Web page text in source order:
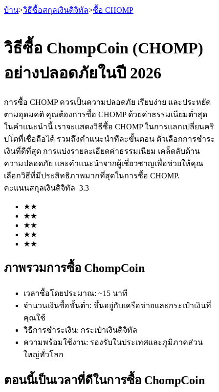
ฟิวเจอร์ส
ฟิวเจอร์ส USDT
ฟิวเจอร์ส COIN-M
ฟิวเจอร์สสกุลเงินดิจิทัล
TradFi
อนุพันธ์ของหุ้น ฟอเร็กซ์ โลหะมีค่า และสินค้าโภคภัณฑ์
บ้าน>วิธีซื้อสกุลเงินดิจิทัล>ซื้อ CHOMP
วิธีซื้อ ChompCoin (CHOMP)
อย่างปลอดภัยในปี 2026
การซื้อ CHOMP ควรเป็นความปลอดภัย เรียบง่าย และประหยัด
ตามอุดมคติ คุณต้องการซื้อ CHOMP ด้วยค่าธรรมเนียมต่ำสุด
ในคำแนะนำนี้ เราจะแสดงวิธีซื้อ CHOMP ในการแลกเปลี่ยนคริ
ปโตที่เชื่อถือได้ รวมถึงคำแนะนำทีละขั้นตอน ตัวเลือกการชำระ
เงินที่ดีที่สุด การแบ่งรายละเอียดค่าธรรมเนียม เคล็ดลับด้าน
ความปลอดภัย และคำแนะนำจากผู้เชี่ยวชาญเพื่อช่วยให้คุณ
เลือกวิธีที่มีประสิทธิภาพมากที่สุดในการซื้อ CHOMP.
คะแนนสกุลเงินดิจิทัล 3.3
★★
★★
★★
★★
★★
ภาพรวมการซื้อ ChompCoin
เวลาซื้อโดยประมาณ: ~15 นาที
จำนวนเงินซื้อขั้นต่ำ: ขึ้นอยู่กับเครือข่ายและกระเป๋าเงินที่
คุณใช้
วิธีการชำระเงิน: กระเป๋าเงินดิจิทัล
ความพร้อมใช้งาน: รองรับในประเทศและภูมิภาคส่วน
ใหญ่ทั่วโลก
ตอนนี้เป็นเวลาที่ดีในการซื้อ ChompCoin